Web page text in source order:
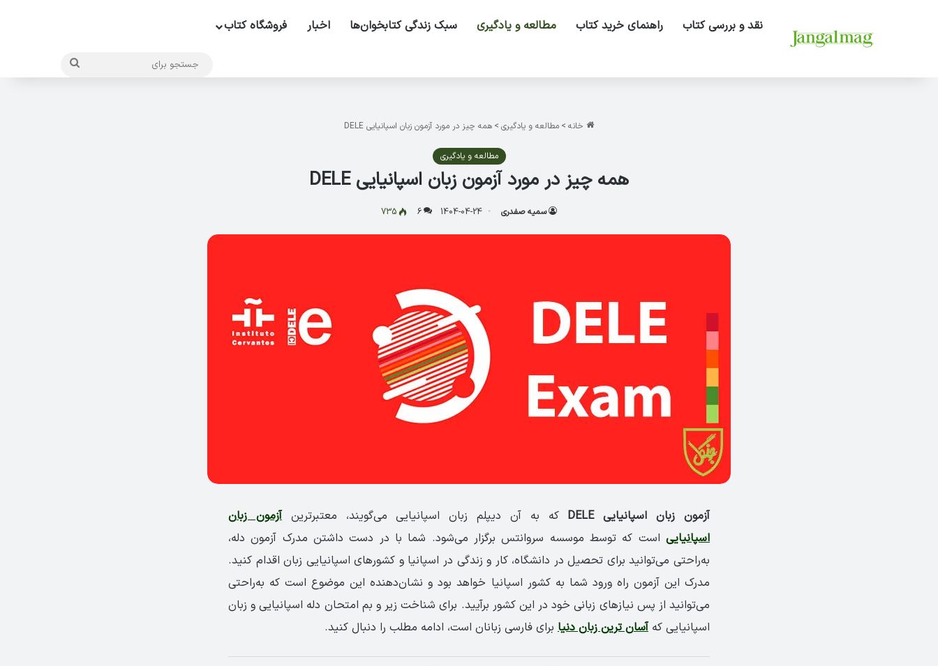
نقد و بررسی کتاب راهنمای خرید کتاب مطالعه و یادگیری سبک زندگی کتابخوان‌ها اخبار فروشگاه کتاب
جستجو
خانه > مطالعه و یادگیری > همه چیز در مورد آزمون زبان اسپانیایی DELE
مطالعه و یادگیری
همه چیز در مورد آزمون زبان اسپانیایی DELE
سمیه صفدری 1404-04-24
6
735
آزمون زبان اسپانیایی DELE که به آن دیپلم زبان اسپانیایی می‌گویند، معتبرترینآزمون زبان
اسپانیایی است که توسط موسسه سروانتس برگزار می‌شود. شما با در دست داشتن مدرک آزمون دله،
به‌راحتی می‌توانید برای تحصیل در دانشگاه، کار و زندگی در اسپانیا و کشورهای اسپانیایی زبان اقدام کنید.
مدرک این آزمون راه ورود شما به کشور اسپانیا خواهد بود و نشان‌دهنده این موضوع است که به‌راحتی
می‌توانید از پس نیازهای زبانی خود در این کشور برآیید. برای شناخت زیر و بم امتحان دله اسپانیایی و زبان
اسپانیایی کهآسان ترین زبان دنیا برای فارسی زبانان است، ادامه مطلب را دنبال کنید.